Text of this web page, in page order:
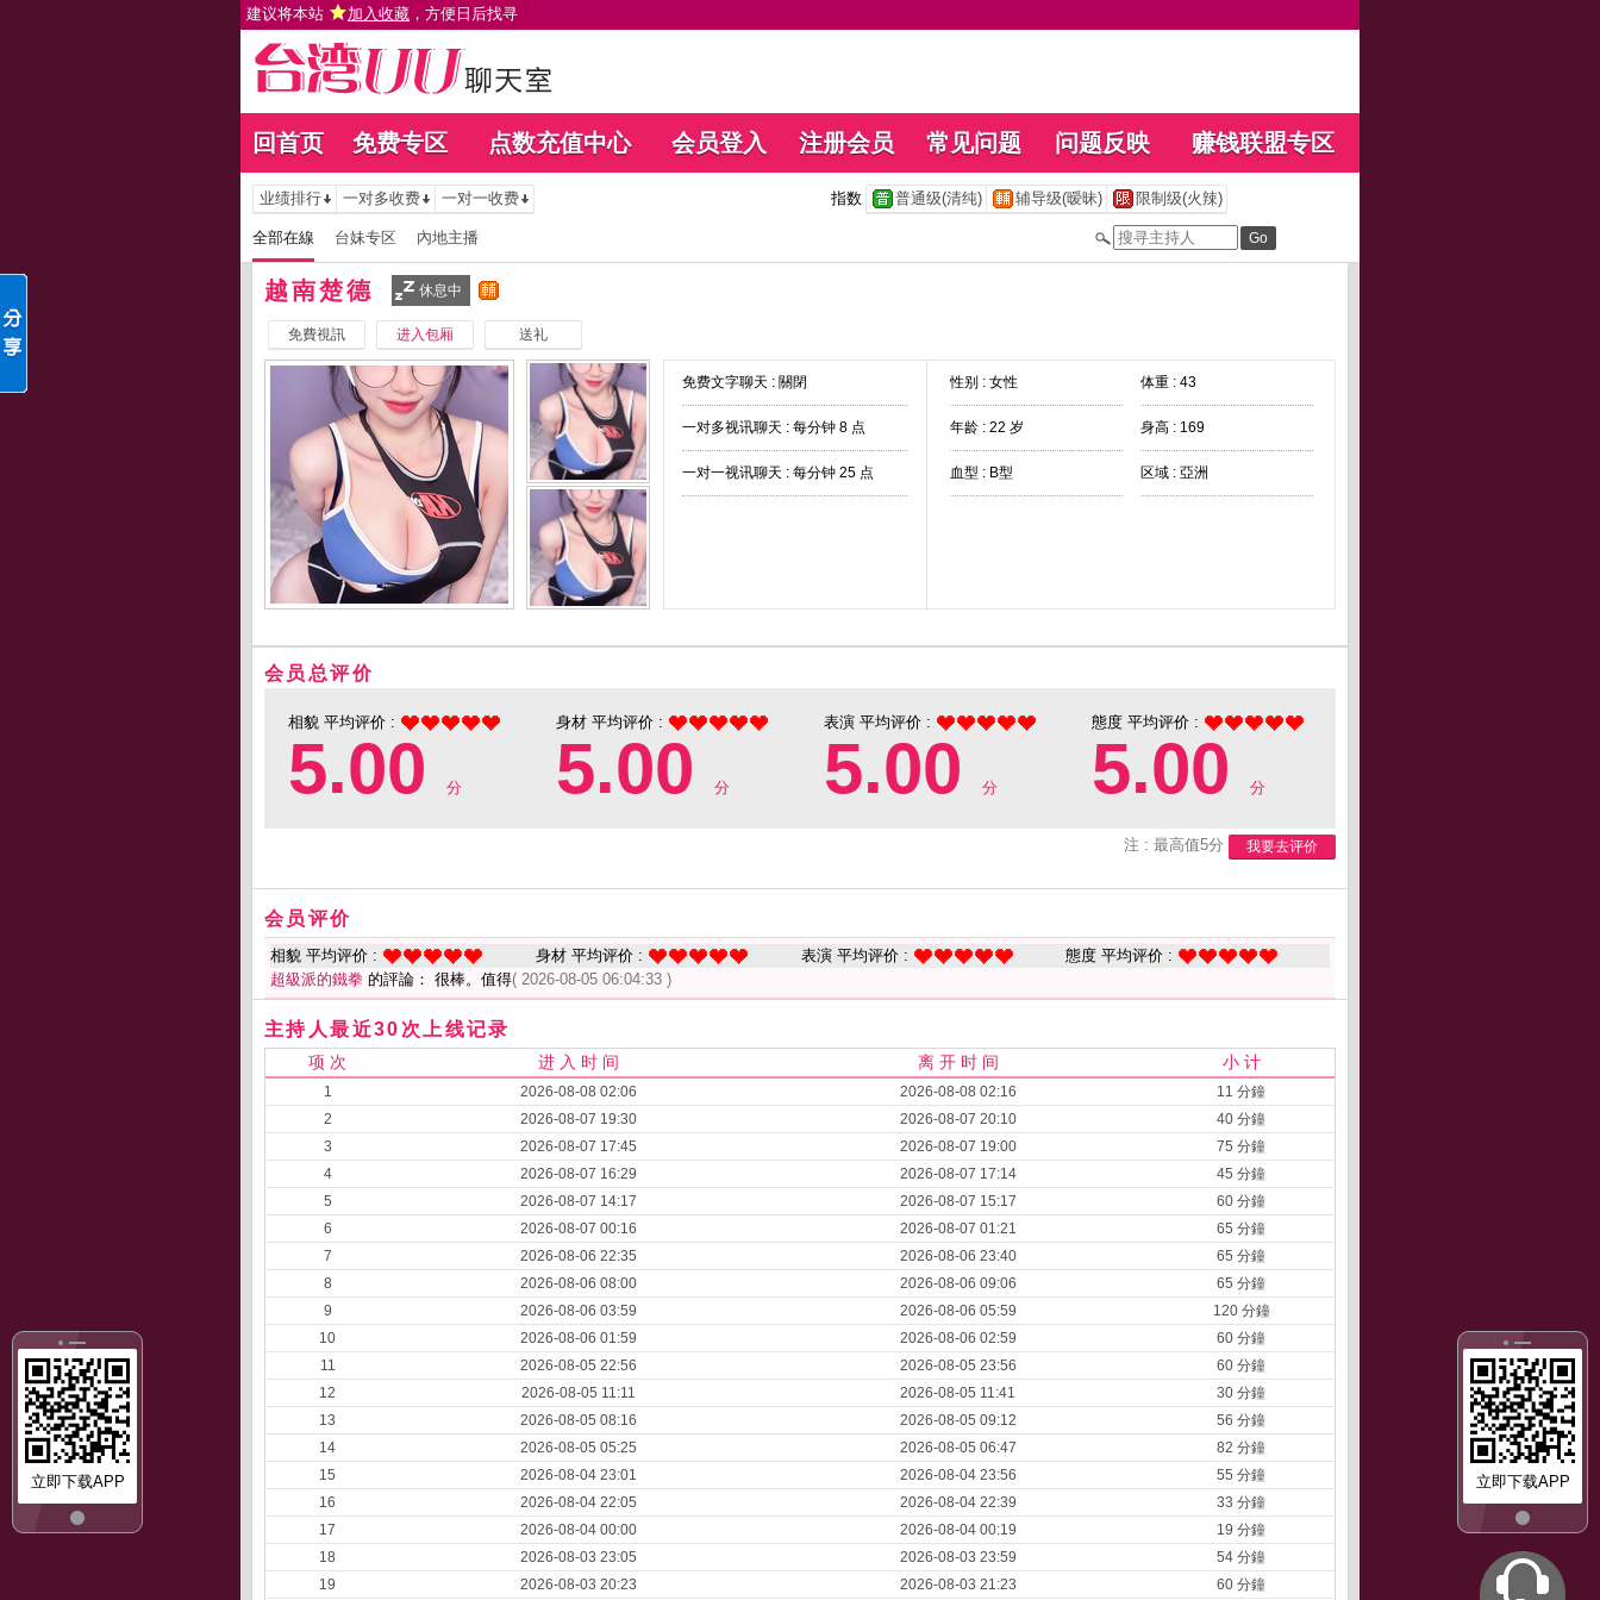
建议将本站 加入收藏 ，方便日后找寻
回首页 免费专区 点数充值中心 会员登入 注册会员 常见问题 问题反映 赚钱联盟专区
立即下载APP
立即下载APP
业绩排行 一对多收费 一对一收费 指数 普通级(清纯) 辅导级(暧昧) 限制级(火辣)
全部在線 台妹专区 內地主播
越南楚德 休息中
免費視訊 进入包厢 送礼
免费文字聊天 : 關閉
一对多视讯聊天 : 每分钟 8 点
一对一视讯聊天 : 每分钟 25 点
性别 : 女性 体重 : 43
年龄 : 22 岁 身高 : 169
血型 : B型 区域 : 亞洲
会员总评价
相貌 平均评价 :
5.00 分
身材 平均评价 :
5.00 分
表演 平均评价 :
5.00 分
態度 平均评价 :
5.00 分
注 : 最高值5分 我要去评价
会员评价
相貌 平均评价 : 身材 平均评价 : 表演 平均评价 :
態度 平均评价 :
超級派的鐵拳 的評論： 很棒。值得( 2026-08-05 06:04:33 )
主持人最近30次上线记录
项 次 进 入 时 间 离 开 时 间 小 计
1 2026-08-08 02:06 2026-08-08 02:16
11 分鐘
2
2026-08-07 19:30 2026-08-07 20:10
40 分鐘
3
2026-08-07 17:45 2026-08-07 19:00
75 分鐘
4
2026-08-07 16:29 2026-08-07 17:14
45 分鐘
5
2026-08-07 14:17 2026-08-07 15:17
60 分鐘
6
2026-08-07 00:16 2026-08-07 01:21
65 分鐘
7
2026-08-06 22:35 2026-08-06 23:40
65 分鐘
8
2026-08-06 08:00 2026-08-06 09:06
65 分鐘
9
2026-08-06 03:59 2026-08-06 05:59
120 分鐘
10
2026-08-06 01:59 2026-08-06 02:59
60 分鐘
11
2026-08-05 22:56 2026-08-05 23:56
60 分鐘
12
2026-08-05 11:11 2026-08-05 11:41
30 分鐘
13
2026-08-05 08:16 2026-08-05 09:12
56 分鐘
14
2026-08-05 05:25 2026-08-05 06:47
82 分鐘
15
2026-08-04 23:01 2026-08-04 23:56
55 分鐘
16
2026-08-04 22:05 2026-08-04 22:39
33 分鐘
17
2026-08-04 00:00 2026-08-04 00:19
19 分鐘
18
2026-08-03 23:05 2026-08-03 23:59
54 分鐘
19
2026-08-03 20:23 2026-08-03 21:23 60 分鐘